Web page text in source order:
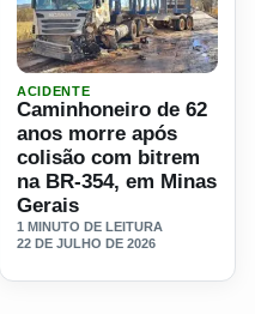
proibida
Ler materia: Caminhoneiro
ACIDENTE
Caminhoneiro de 62
anos morre após
colisão com bitrem
na BR-354, em Minas
Gerais
1 MINUTO DE LEITURA
22 DE JULHO DE 2026